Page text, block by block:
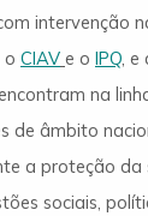
intervenção
o CIAV e o IPQ, e
na
de âmbito
a proteção da
sociais,